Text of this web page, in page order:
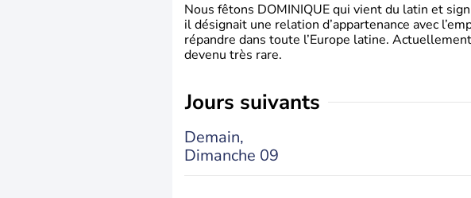
Nous fêtons DOMINIQUE qui vient du latin et
il désignait une relation d’appartenance avec
répandre dans toute l’Europe latine.
devenu très rare.
jours suivants
Demain,
Dimanche 09